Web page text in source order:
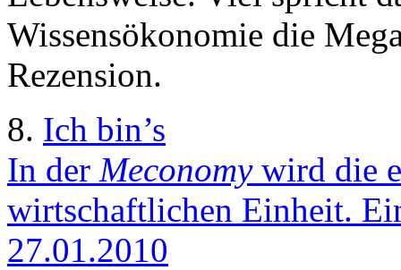
Wissensökonomie die
Rezension.
8. Ich bin’s
In der Meconomywird die
wirtschaftlichen Einheit.
27.01.2010